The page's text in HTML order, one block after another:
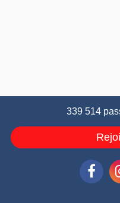
339 514